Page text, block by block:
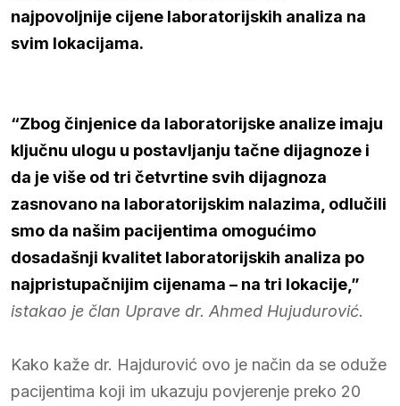
najpovoljnije cijene laboratorijskih analiza na
svim lokacijama.
“Zbog činjenice da laboratorijske analize imaju
ključnu ulogu u postavljanju tačne dijagnoze i
da je više od tri četvrtine svih dijagnoza
zasnovano na laboratorijskim nalazima, odlučili
smo da našim pacijentima omogućimo
dosadašnji kvalitet laboratorijskih analiza po
najpristupačnijim cijenama – na tri lokacije,”
istakao je član Uprave dr. Ahmed Hujudurović.
Kako kaže dr. Hajdurović ovo je način da se oduže
pacijentima koji im ukazuju povjerenje preko 20